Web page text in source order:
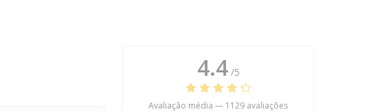
4.4 /5
Avaliação média — 1129 avaliações